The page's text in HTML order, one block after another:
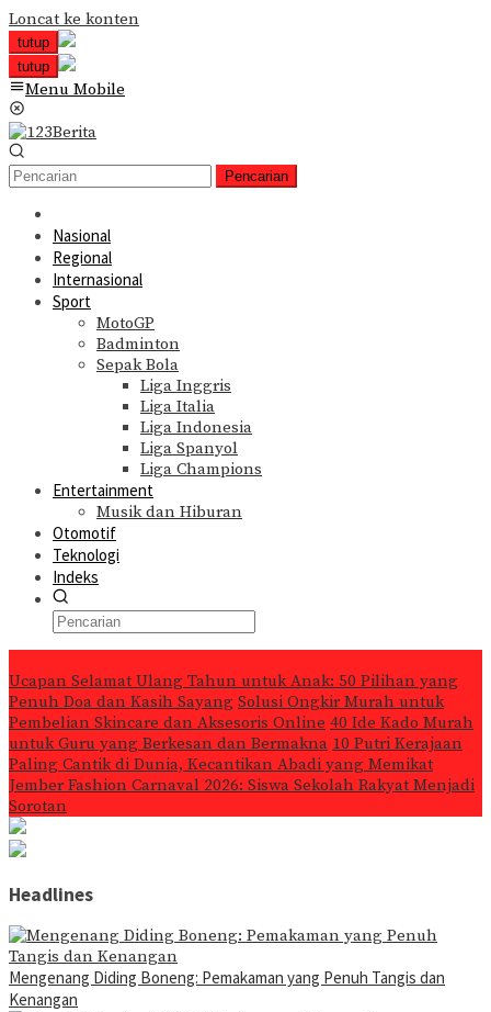
Loncat ke konten
tutup
tutup
Menu Mobile
Pencarian
Nasional
Regional
Internasional
Sport
MotoGP
Badminton
Sepak Bola
Liga Inggris
Liga Italia
Liga Indonesia
Liga Spanyol
Liga Champions
Entertainment
Musik dan Hiburan
Otomotif
Teknologi
Indeks
Ucapan Selamat Ulang Tahun untuk Anak: 50 Pilihan yang
Penuh Doa dan Kasih Sayang Solusi Ongkir Murah untuk
Pembelian Skincare dan Aksesoris Online 40 Ide Kado Murah
untuk Guru yang Berkesan dan Bermakna 10 Putri Kerajaan
Paling Cantik di Dunia, Kecantikan Abadi yang Memikat
Jember Fashion Carnaval 2026: Siswa Sekolah Rakyat Menjadi
Sorotan
Headlines
Mengenang Diding Boneng: Pemakaman yang Penuh Tangis dan
Kenangan